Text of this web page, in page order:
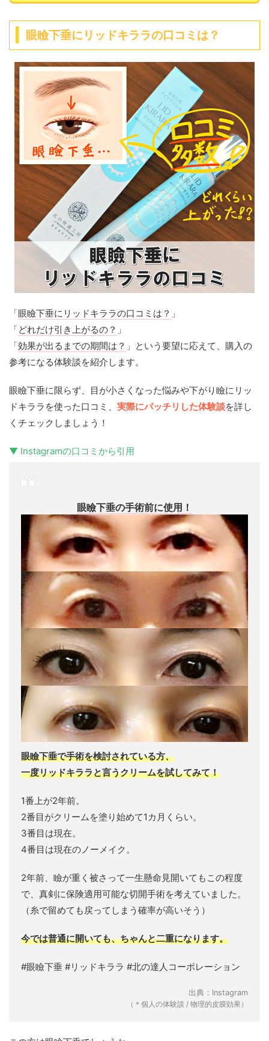
眼瞼下垂にリッドキララの口コミは？
「眼瞼下垂にリッドキララの口コミは？ 」
「どれだけ引き上がるの？ 」
「効果が出るまでの期間は？ 」という要望に応えて、購入の
参考になる体験談を紹介します。
眼瞼下垂に限らず、目が小さくなった悩みや下がり瞼にリッ
ドキララを使った口コミ、 実際にパッチリした体験談を詳し
くチェックしましょう！
▼ Instagramの口コミから引用
眼瞼下垂の手術前に使用！
眼瞼下垂で手術を検討されている方、
一度リッドキララと言うクリームを試してみて！
1番上が2年前。
2番目がクリームを塗り始めて1カ月くらい。
3番目は現在。
4番目は現在のノーメイク。
2年前、瞼が重く被さって一生懸命見開いてもこの程度
で、真剣に保険適用可能な切開手術を考えていました。
（糸で留めても戻ってしまう確率が高いそう）
今では普通に開いても、ちゃんと二重になります。
#眼瞼下垂 #リッドキララ #北の達人コーポレーション
出典：Instagram
（＊個人の体験談 / 物理的皮膜効果）